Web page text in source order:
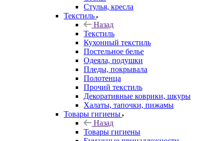
Стулья, кресла
Текстиль
Назад
Текстиль
Кухонный текстиль
Постельное белье
Одеяла, подушки
Пледы, покрывала
Полотенца
Прочий текстиль
Декоративные коврики, шкуры
Халаты, тапочки, пижамы
Товары гигиены
Назад
Товары гигиены